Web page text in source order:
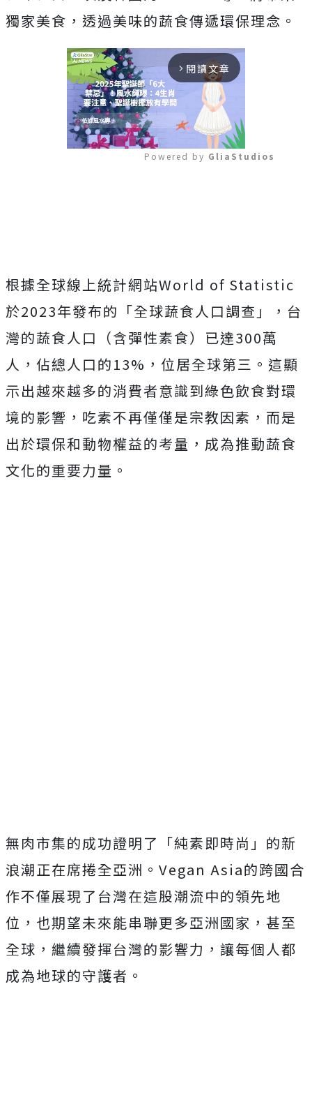
獨家美食，透過美味的蔬食傳遞環保理念。
arrow_forward_ios 閱讀文章
Powered by GliaStudios
根據全球線上統計網站World of Statistic
於2023年發布的「全球蔬食人口調查」，台
灣的蔬食人口（含彈性素食）已達300萬
人，佔總人口的13%，位居全球第三。這顯
示出越來越多的消費者意識到綠色飲食對環
境的影響，吃素不再僅僅是宗教因素，而是
出於環保和動物權益的考量，成為推動蔬食
文化的重要力量。
無肉市集的成功證明了「純素即時尚」的新
浪潮正在席捲全亞洲。Vegan Asia的跨國合
作不僅展現了台灣在這股潮流中的領先地
位，也期望未來能串聯更多亞洲國家，甚至
全球，繼續發揮台灣的影響力，讓每個人都
成為地球的守護者。